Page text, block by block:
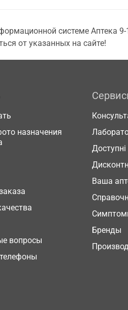
системе Аптека 9-
от указанных на сайте!
назначения
вопросы
Доступні
Ваша
Бренды